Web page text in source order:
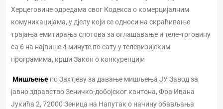
Херцеговине одредама свог Кодекса о комерцијалним
комуникацијама, у дјелу који се односи на скраћивање
трајања емитирања спотова за оглашавање и теле-трговину
са 6 на највише 4 минуте по сату у телевизијским
програмима, крши Закон о конкуренцији
Мишљење по Захтјеву за давање мишљења ЈУ Завод за
јавно здравство Зеничко-добојског кантона, Фра Ивана
Јукића 2, 72000 Зеница на Напутак о начину обављања